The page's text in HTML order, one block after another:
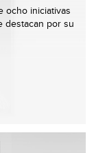
ocho iniciativas
destacan por su